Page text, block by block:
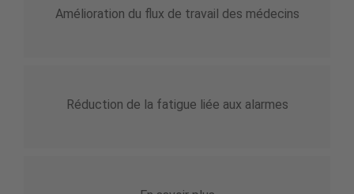
Amélioration du flux de travail des médecins
Réduction de la fatigue liée aux alarmes